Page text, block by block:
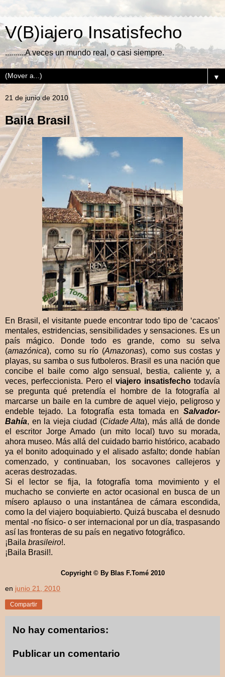
V(B)iajero Insatisfecho
..........A veces un mundo real, o casi siempre.
▼
21 de junio de 2010
Baila Brasil
En Brasil, el visitante puede encontrar todo tipo de ‘cacaos’
mentales, estridencias, sensibilidades y sensaciones. Es un
país mágico. Donde todo es grande, como su selva
(amazónica), como su río (Amazonas), como sus costas y
playas, su samba o sus futboleros. Brasil es una nación que
concibe el baile como algo sensual, bestia, caliente y, a
veces, perfeccionista. Pero el viajero insatisfecho todavía
se pregunta qué pretendía el hombre de la fotografía al
marcarse un baile en la cumbre de aquel viejo, peligroso y
endeble tejado. La fotografía esta tomada en Salvador-
Bahía, en la vieja ciudad (Cidade Alta), más allá de donde
el escritor Jorge Amado (un mito local) tuvo su morada,
ahora museo. Más allá del cuidado barrio histórico, acabado
ya el bonito adoquinado y el alisado asfalto; donde habían
comenzado, y continuaban, los socavones callejeros y
aceras destrozadas.
Si el lector se fija, la fotografía toma movimiento y el
muchacho se convierte en actor ocasional en busca de un
mísero aplauso o una instantánea de cámara escondida,
como la del viajero boquiabierto. Quizá buscaba el desnudo
mental -no físico- o ser internacional por un día, traspasando
así las fronteras de su país en negativo fotográfico.
¡Baila brasileiro!.
¡Baila Brasil!.
Copyright © By Blas F.Tomé 2010
en junio 21, 2010
Compartir
No hay comentarios:
Publicar un comentario